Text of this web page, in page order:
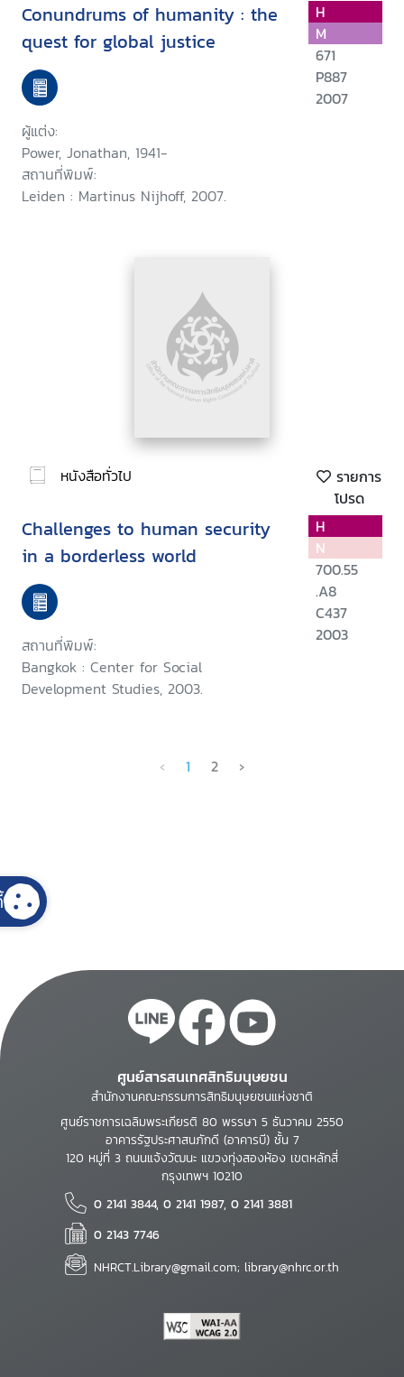
Conundrums of humanity : the
quest for global justice
ผู้แต่ง:
Power, Jonathan, 1941-
สถานที่พิมพ์:
Leiden : Martinus Nijhoff, 2007.
H
M
671
P887
2007
หนังสือทั่วไป
รายการ
โปรด
Challenges to human security
in a borderless world
สถานที่พิมพ์:
Bangkok : Center for Social
Development Studies, 2003.
H
N
700.55
.A8
C437
2003
‹ 1 2 ›
ศูนย์สารสนเทศสิทธิมนุษยชน
สำนักงานคณะกรรมการสิทธิมนุษยชนแห่งชาติ
ศูนย์ราชการเฉลิมพระเกียรติ 80 พรรษา 5 ธันวาคม 2550
อาคารรัฐประศาสนภักดี (อาคารบี) ชั้น 7
120 หมู่ที่ 3 ถนนแจ้งวัฒนะ แขวงทุ่งสองห้อง เขตหลักสี่
กรุงเทพฯ 10210
0 2141 3844, 0 2141 1987, 0 2141 3881
0 2143 7746
NHRCT.Library@gmail.com; library@nhrc.or.th